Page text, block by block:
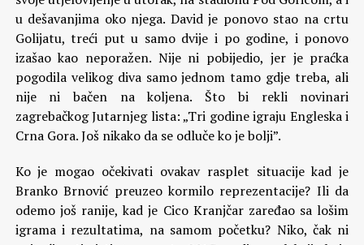
u dešavanjima oko njega. David je ponovo stao na crtu
Golijatu, treći put u samo dvije i po godine, i ponovo
izašao kao neporažen. Nije ni pobijedio, jer je praćka
pogodila velikog diva samo jednom tamo gdje treba, ali
nije ni bačen na koljena. Što bi rekli novinari
zagrebačkog Jutarnjeg lista: „Tri godine igraju Engleska i
Crna Gora. Još nikako da se odluče ko je bolji”.
Ko je mogao očekivati ovakav rasplet situacije kad je
Branko Brnović preuzeo kormilo reprezentacije? Ili da
odemo još ranije, kad je Cico Kranjčar zaređao sa lošim
igrama i rezultatima, na samom početku? Niko, čak ni